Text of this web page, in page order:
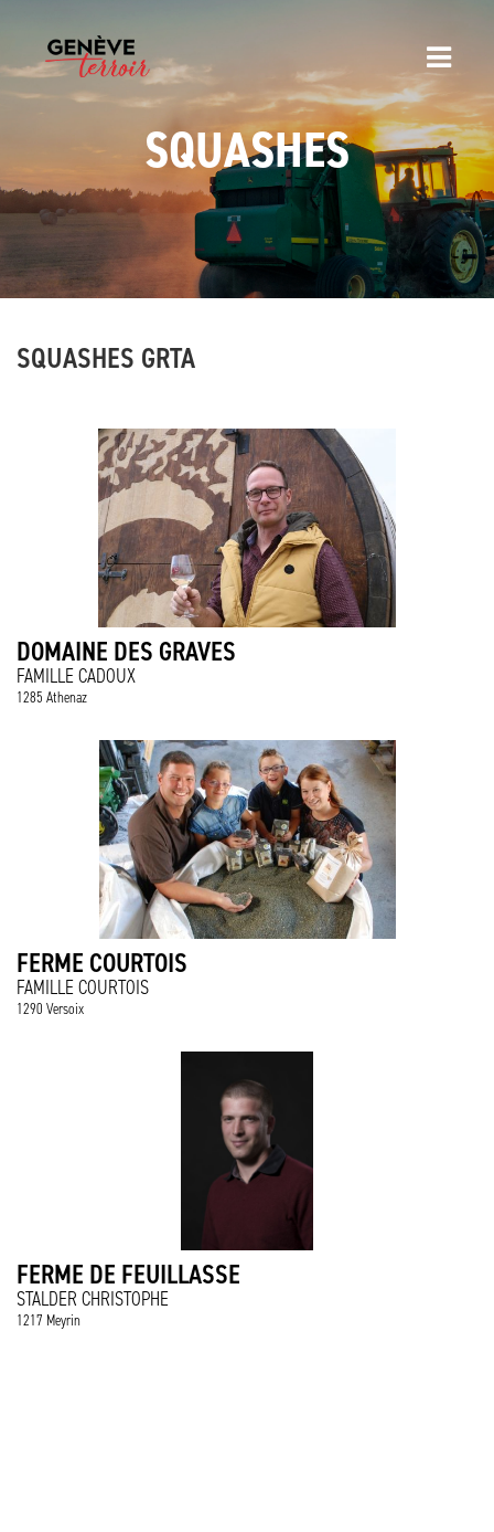
SQUASHES
SQUASHES GRTA
DOMAINE DES GRAVES
FAMILLE CADOUX
1285 Athenaz
FERME COURTOIS
FAMILLE COURTOIS
1290 Versoix
FERME DE FEUILLASSE
STALDER CHRISTOPHE
1217 Meyrin